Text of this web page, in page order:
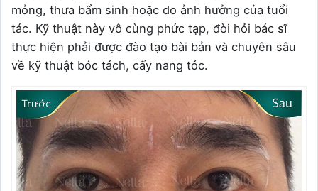
mỏng, thưa bẩm sinh hoặc do ảnh hưởng của tuổi
tác. Kỹ thuật này vô cùng phức tạp, đòi hỏi bác sĩ
thực hiện phải được đào tạo bài bản và chuyên sâu
về kỹ thuật bóc tách, cấy nang tóc.